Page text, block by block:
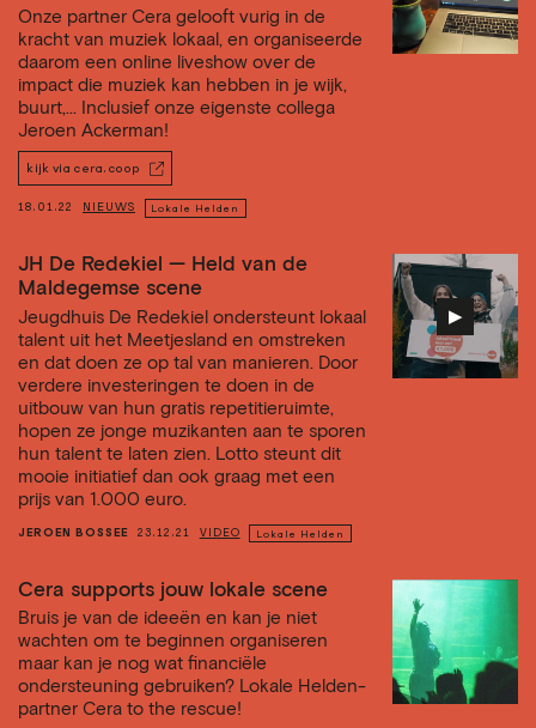
Onze partner Cera gelooft vurig in de
kracht van muziek lokaal, en organiseerde
daarom een online liveshow over de
impact die muziek kan hebben in je wijk,
buurt,... Inclusief onze eigenste collega
Jeroen Ackerman!
kijk via cera.coop
18.01.22 NIEUWS Lokale Helden
▶︎
JH De Redekiel — Held van de
Maldegemse scene
Jeugdhuis De Redekiel ondersteunt lokaal
talent uit het Meetjesland en omstreken
en dat doen ze op tal van manieren. Door
verdere investeringen te doen in de
uitbouw van hun gratis repetitieruimte,
hopen ze jonge muzikanten aan te sporen
hun talent te laten zien. Lotto steunt dit
mooie initiatief dan ook graag met een
prijs van 1.000 euro.
JEROEN BOSSEE 23.12.21 VIDEO Lokale Helden
Cera supports jouw lokale scene
Bruis je van de ideeën en kan je niet
wachten om te beginnen organiseren
maar kan je nog wat financiële
ondersteuning gebruiken? Lokale Helden-
partner Cera to the rescue!